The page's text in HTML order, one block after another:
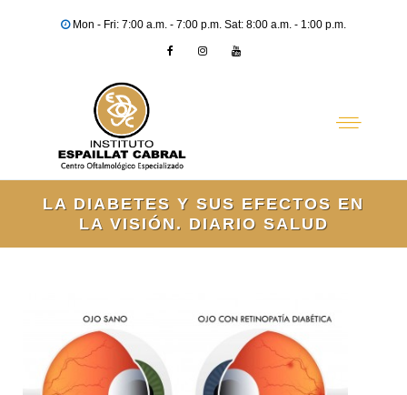
Mon - Fri: 7:00 a.m. - 7:00 p.m. Sat: 8:00 a.m. - 1:00 p.m.
LA DIABETES Y SUS EFECTOS EN
LA VISIÓN. DIARIO SALUD